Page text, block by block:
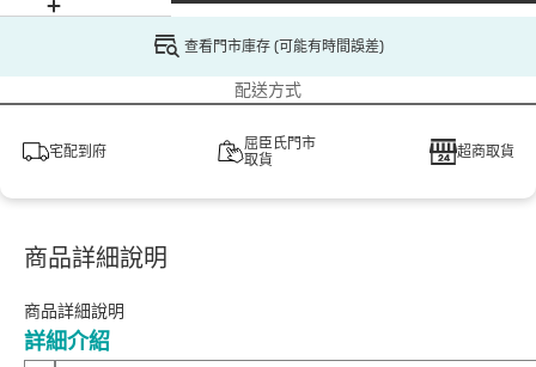
查看門市庫存 (可能有時間誤差)
配送方式
宅配到府
屈臣氏門市
取貨
超商取貨
商品詳細說明
商品詳細說明
詳細介紹